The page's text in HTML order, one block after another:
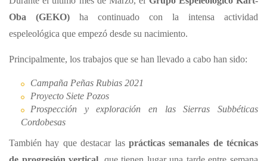
Oba
(GEKO) ha continuado con la intensa actividad
espeleológica que empezó desde su nacimiento.
Principalmente, los trabajos que se han llevado a cabo han sido:
Campaña Peñas Rubias 2021
Proyecto Siete Pozos
Prospección y exploración en las Sierras Subbéticas
Cordobesas
También hay que destacar las prácticas semanales de técnicas